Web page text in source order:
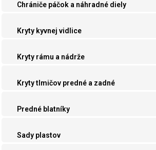
Chrániče páčok a náhradné diely
Kryty kyvnej vidlice
Kryty rámu a nádrže
Kryty tlmičov predné a zadné
Predné blatníky
Sady plastov